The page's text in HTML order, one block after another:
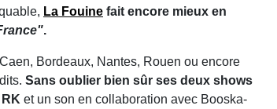
La Fouine fait encore mieux en
.
Bordeaux, Nantes, Rouen ou encore
Sans oublier bien sûr ses deux shows
RK et un son en collaboration avec Booska-